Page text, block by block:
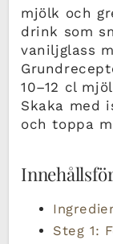
mjölk och
drink som
vaniljglass
10–12 cl
Skaka med
och toppa
Steg 1: